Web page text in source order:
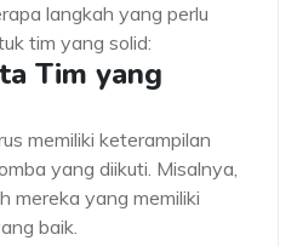
langkah yang perlu
tim yang solid:
Tim yang
memiliki keterampilan
yang diikuti. Misalnya,
mereka yang memiliki
baik.